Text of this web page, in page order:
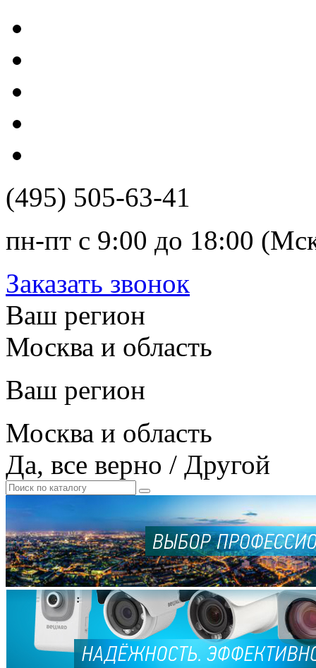
(495) 505-63-41
пн-пт с 9:00 до 18:00
Заказать звонок
Ваш регион
Москва и область
Ваш регион
Москва и область
Да, все верно / Другой